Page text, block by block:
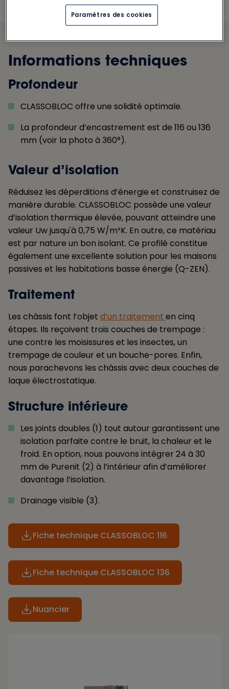
Informations techniques
Profondeur
CLASSOBLOC offre une solidité optimale.
La profondeur d’encastrement est de 116 ou 136
mm (voir la photo à 360°).
Valeur d’isolation
Réduisez les déperditions d’énergie et construisez de
manière durable. CLASSOBLOC possède une valeur
d’isolation thermique élevée, pouvant atteindre une
valeur Uw jusqu'à 0,75 W/m²K. En outre, ce matériau
est par nature un bon isolant. Ce profilé constitue
également une excellente solution pour les maisons
passives et les habitations basse énergie (Q-ZEN).
Traitement
Les châssis font l’objet d’un traitement en cinq
étapes. Ils reçoivent trois couches de trempage :
une contre les moisissures et les insectes, un
trempage de couleur et un bouche-pores. Enfin,
nous parachevons les châssis avec deux couches de
laque électrostatique.
Structure intérieure
Les joints doubles (1) tout autour garantissent une
isolation parfaite contre le bruit, la chaleur et le
froid. En option, nous pouvons intégrer 24 à 30
mm de Purenit (2) à l’intérieur afin d’améliorer
davantage l’isolation.
Drainage visible (3).
Fiche technique CLASSOBLOC 116
Fiche technique CLASSOBLOC 136
Nuancier
Paramètres des cookies